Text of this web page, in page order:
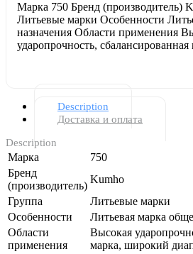
Марка 750 Бренд (производитель)
Литьевые марки Особенности
назначения Области применения
ударопрочность,
Description
Доставка и оплата
Description
Марка
750
Бренд
(производитель)
Kumho
Группа
Литьевые марки
Особенности
Литьевая марка
Области
применения
Высокая
марка, широкий